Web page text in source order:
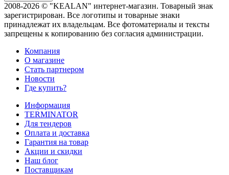
2008-2026 © "KEALAN" интернет-магазин. Товарный знак
зарегистрирован. Все логотипы и товарные знаки
принадлежат их владельцам. Все фотоматериалы и тексты
запрещены к копированию без согласия администрации.
Компания
О магазине
Стать партнером
Новости
Где купить?
Информация
TERMINATOR
Для тендеров
Оплата и доставка
Гарантия на товар
Акции и скидки
Наш блог
Поставщикам